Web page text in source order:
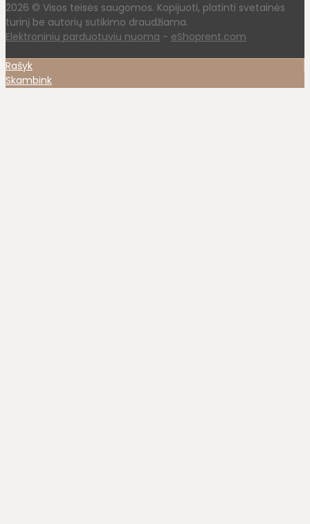
2026 © Visos teisės saugomos. Kopijuoti, platinti svetainės
turinį be autorių sutikimo draudžiama.
Elektroninių parduotuvių nuoma - eShoprent.com
Rašyk
Skambink